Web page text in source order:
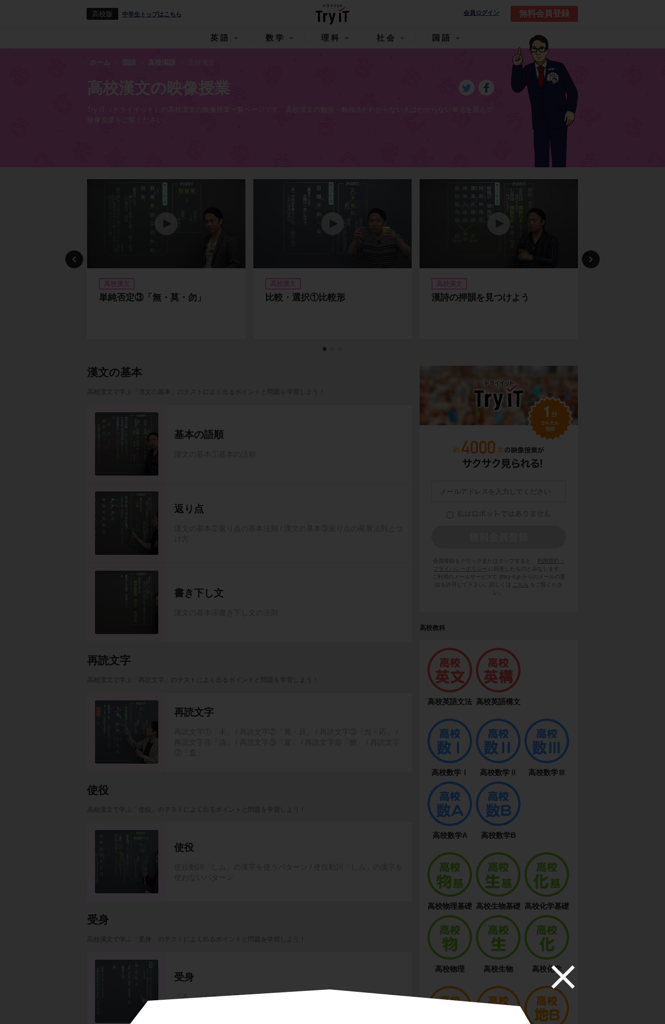
高校版 中学生トップはこちら 会員ログイン 無料会員登録
英語 数学 理科 社会 国語
ホーム 国語 高校国語
高校漢文の映像授業
Try IT（トライイット）の高校漢文の映像授業一覧ページです。高校漢文の勉強・勉強法がわからない人はわからない単元を選んで
映像授業をご覧ください。
単純否定③「無・莫・勿」
高校漢文
比較・選択①比較形
高校漢文
漢詩の押韻を見つけよう
高校漢文
漢文の基本
高校漢文で学ぶ「漢文の基本」のテストによく出るポイントと問題を学習しよう！
基本の語順
返り点
書き下し文
再読文字
高校漢文で学ぶ「再読文字」のテストによく出るポイントと問題を学習しよう！
再読文字
使役
高校漢文で学ぶ「使役」のテストによく出るポイントと問題を学習しよう！
使役
受身
高校漢文で学ぶ「受身」のテストによく出るポイントと問題を学習しよう！
受身
「る」「らル」と読む漢字を使うパターン / 「為Ａ所Ｂ」の形を使う
会員登録をクリックまたはタップすると、
利用規約・
プライバシーポリシー
に同意したものとみなします。
ご利用のメールサービスで @try-it.jp からのメールの受
信を許可して下さい。詳しくは
こちら
をご覧くださ
い。
高校教科
高校英語文法 高校英語構文
高校数学Ⅰ 高校数学Ⅱ 高校数学Ⅲ
高校数学A 高校数学B
高校物理基礎 高校生物基礎 高校化学基礎
高校物理 高校生物 高校化学